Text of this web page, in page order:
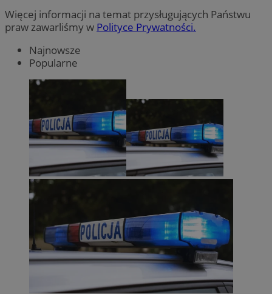
Więcej informacji na temat przysługujących Państwu
praw zawarliśmy w Polityce Prywatności.
Najnowsze
Popularne